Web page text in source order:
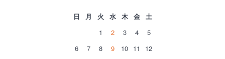
日 月 火 水 木 金
土
1
2 3 4
5
6
7 8 9 10 11
12